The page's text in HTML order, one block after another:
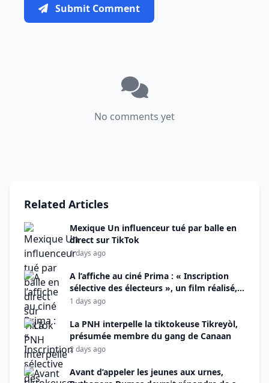
Submit Comment
No comments yet
Related Articles
Mexique Un influenceur tué par balle en
direct sur TikTok
1 days ago
A l’affiche au ciné Prima : « Inscription
sélective des électeurs », un film réalisé,
monté et produit par Alix Didier Fils-Aimé
1 days ago
La PNH interpelle la tiktokeuse Tikreyòl,
présumée membre du gang de Canaan
2 days ago
Avant d’appeler les jeunes aux urnes,